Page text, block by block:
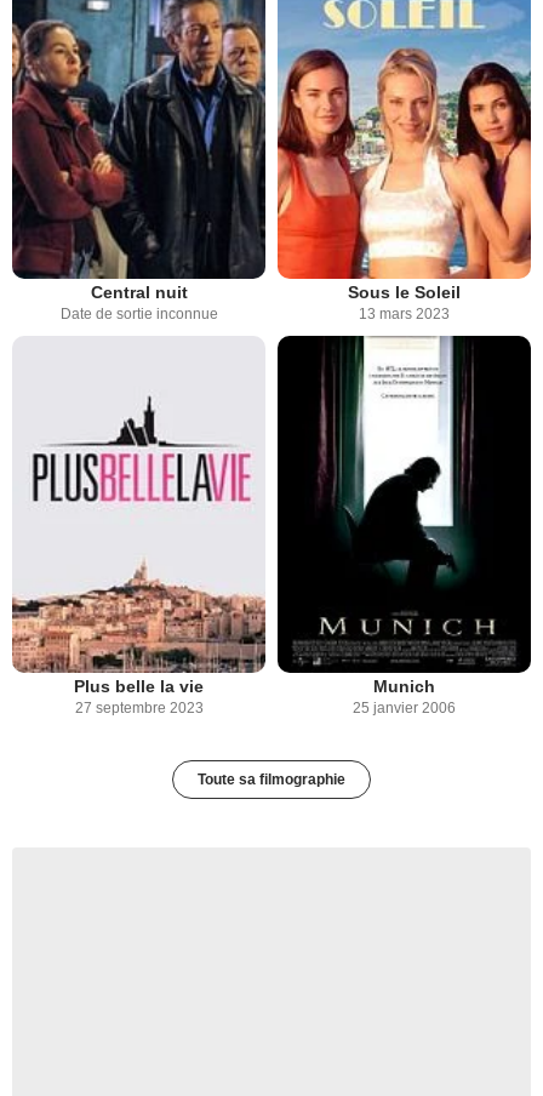
Central nuit
Date de sortie inconnue
Sous le Soleil
13 mars 2023
Plus belle la vie
27 septembre 2023
Munich
25 janvier 2006
Toute sa filmographie